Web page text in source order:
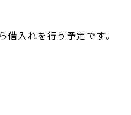
入れを行う予定です。